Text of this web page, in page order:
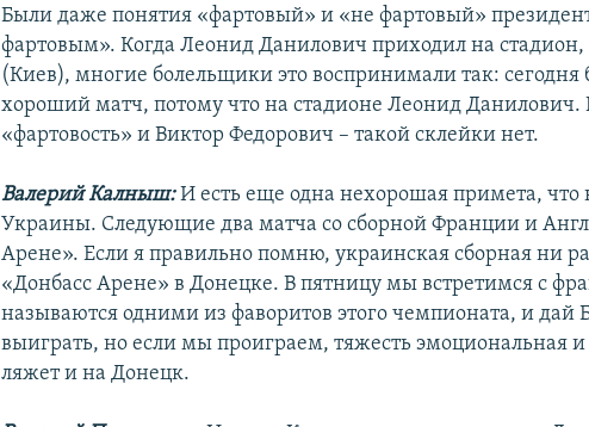
Были даже понятия «фартовый» и «не фартовый»
фартовым». Когда Леонид Данилович приходил на
(Киев), многие болельщики это воспринимали так: сегодня
хороший матч, потому что на стадионе Леонид Данилович.
«фартовость» и Виктор Федорович – такой склейки нет.
Валерий Калныш:И есть еще одна нехорошая примета, что
Украины. Следующие два матча со сборной Франции и
Арене». Если я правильно помню, украинская сборная ни
«Донбасс Арене» в Донецке. В пятницу мы встретимся с
называются одними из фаворитов этого чемпионата, и дай
выиграть, но если мы проиграем, тяжесть эмоциональная и
ляжет и на Донецк.